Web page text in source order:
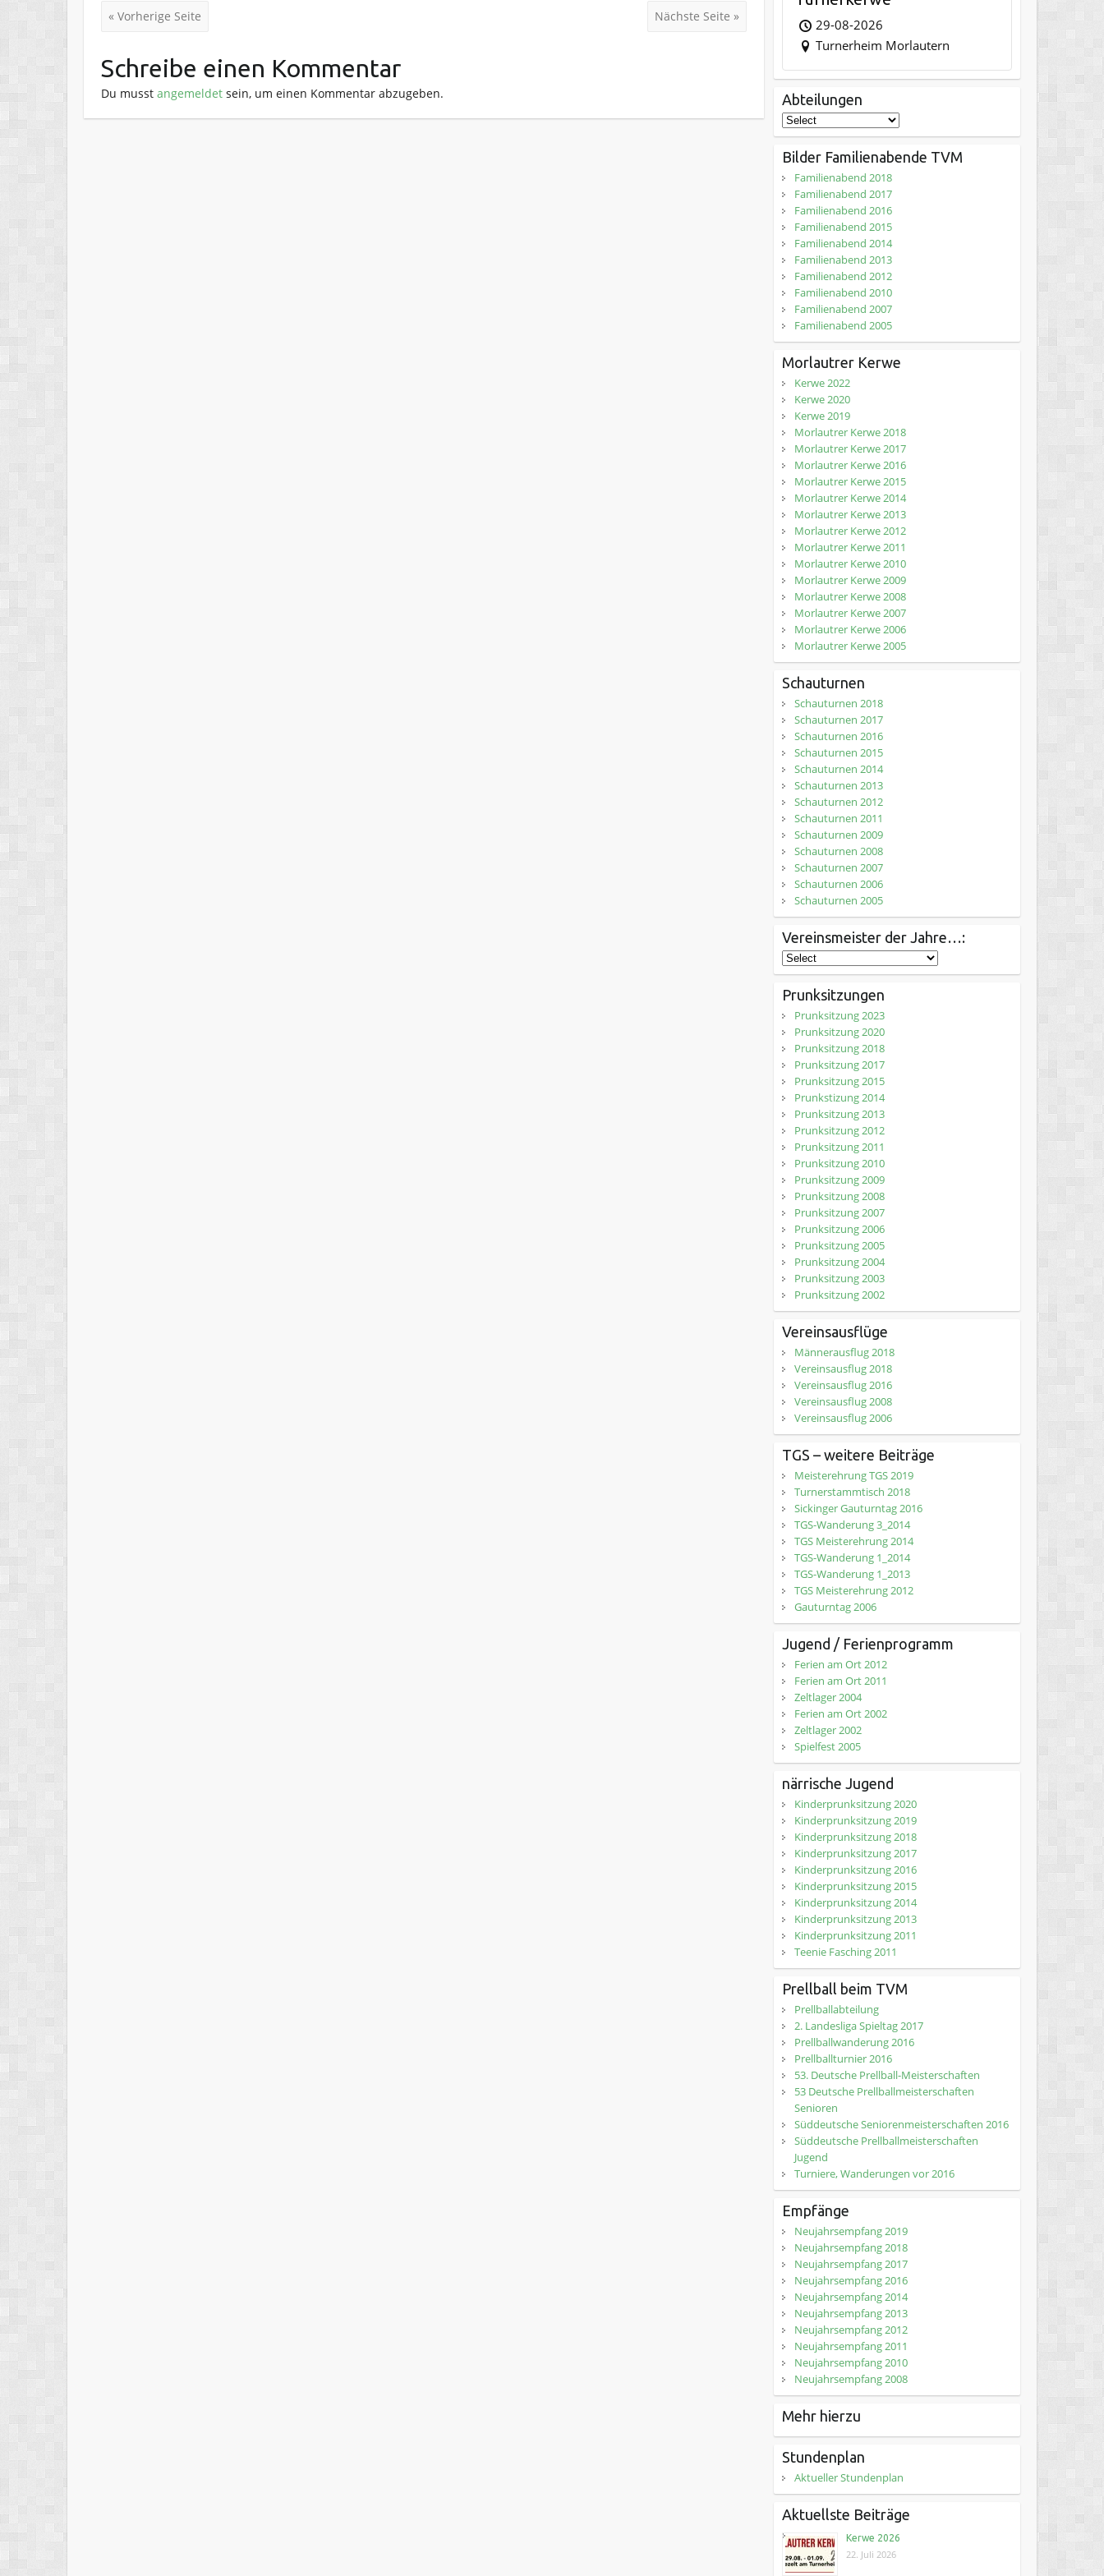
« Vorherige Seite Nächste Seite »
Schreibe einen Kommentar
Du musst angemeldetsein, um einen Kommentar abzugeben.
29-08-2026
Turnerheim Morlautern
Abteilungen
Bilder Familienabende TVM
Familienabend 2018
Familienabend 2017
Familienabend 2016
Familienabend 2015
Familienabend 2014
Familienabend 2013
Familienabend 2012
Familienabend 2010
Familienabend 2007
Familienabend 2005
Morlautrer Kerwe
Kerwe 2022
Kerwe 2020
Kerwe 2019
Morlautrer Kerwe 2018
Morlautrer Kerwe 2017
Morlautrer Kerwe 2016
Morlautrer Kerwe 2015
Morlautrer Kerwe 2014
Morlautrer Kerwe 2013
Morlautrer Kerwe 2012
Morlautrer Kerwe 2011
Morlautrer Kerwe 2010
Morlautrer Kerwe 2009
Morlautrer Kerwe 2008
Morlautrer Kerwe 2007
Morlautrer Kerwe 2006
Morlautrer Kerwe 2005
Schauturnen
Schauturnen 2018
Schauturnen 2017
Schauturnen 2016
Schauturnen 2015
Schauturnen 2014
Schauturnen 2013
Schauturnen 2012
Schauturnen 2011
Schauturnen 2009
Schauturnen 2008
Schauturnen 2007
Schauturnen 2006
Schauturnen 2005
Vereinsmeister der Jahre…:
Prunksitzungen
Prunksitzung 2023
Prunksitzung 2020
Prunksitzung 2018
Prunksitzung 2017
Prunksitzung 2015
Prunkstizung 2014
Prunksitzung 2013
Prunksitzung 2012
Prunksitzung 2011
Prunksitzung 2010
Prunksitzung 2009
Prunksitzung 2008
Prunksitzung 2007
Prunksitzung 2006
Prunksitzung 2005
Prunksitzung 2004
Prunksitzung 2003
Prunksitzung 2002
Vereinsausflüge
Männerausflug 2018
Vereinsausflug 2018
Vereinsausflug 2016
Vereinsausflug 2008
Vereinsausflug 2006
TGS – weitere Beiträge
Meisterehrung TGS 2019
Turnerstammtisch 2018
Sickinger Gauturntag 2016
TGS-Wanderung 3_2014
TGS Meisterehrung 2014
TGS-Wanderung 1_2014
TGS-Wanderung 1_2013
TGS Meisterehrung 2012
Gauturntag 2006
Jugend / Ferienprogramm
Ferien am Ort 2012
Ferien am Ort 2011
Zeltlager 2004
Ferien am Ort 2002
Zeltlager 2002
Spielfest 2005
närrische Jugend
Kinderprunksitzung 2020
Kinderprunksitzung 2019
Kinderprunksitzung 2018
Kinderprunksitzung 2017
Kinderprunksitzung 2016
Kinderprunksitzung 2015
Kinderprunksitzung 2014
Kinderprunksitzung 2013
Kinderprunksitzung 2011
Teenie Fasching 2011
Prellball beim TVM
Prellballabteilung
2. Landesliga Spieltag 2017
Prellballwanderung 2016
Prellballturnier 2016
53. Deutsche Prellball-Meisterschaften
53 Deutsche Prellballmeisterschaften
Senioren
Süddeutsche Seniorenmeisterschaften 2016
Süddeutsche Prellballmeisterschaften
Jugend
Turniere, Wanderungen vor 2016
Empfänge
Neujahrsempfang 2019
Neujahrsempfang 2018
Neujahrsempfang 2017
Neujahrsempfang 2016
Neujahrsempfang 2014
Neujahrsempfang 2013
Neujahrsempfang 2012
Neujahrsempfang 2011
Neujahrsempfang 2010
Neujahrsempfang 2008
Mehr hierzu
Stundenplan
Aktueller Stundenplan
Aktuellste Beiträge
Kerwe 2026
22. Juli 2026